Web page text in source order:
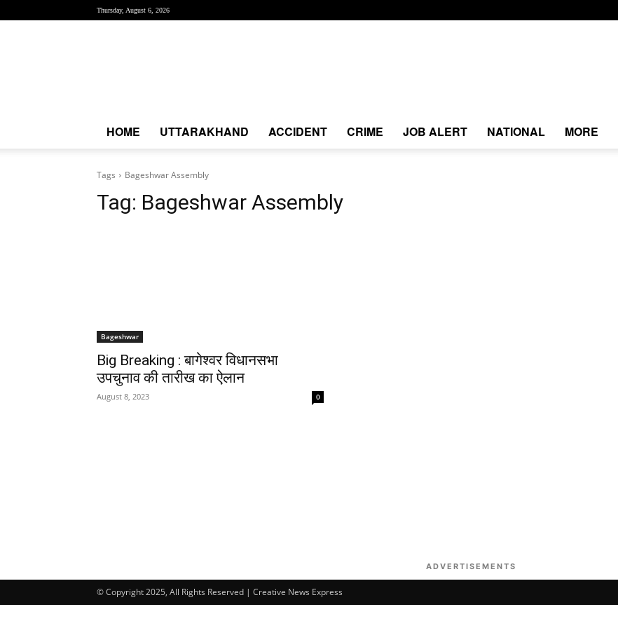
Thursday, August 6, 2026
HOME UTTARAKHAND ACCIDENT CRIME JOB ALERT NATIONAL MORE
Tags Bageshwar Assembly
Tag: Bageshwar Assembly
Bageshwar
Big Breaking : बागेश्वर विधानसभा
उपचुनाव की तारीख का ऐलान
August 8, 2023 0
ADVERTISEMENTS
© Copyright 2025, All Rights Reserved | Creative News Express